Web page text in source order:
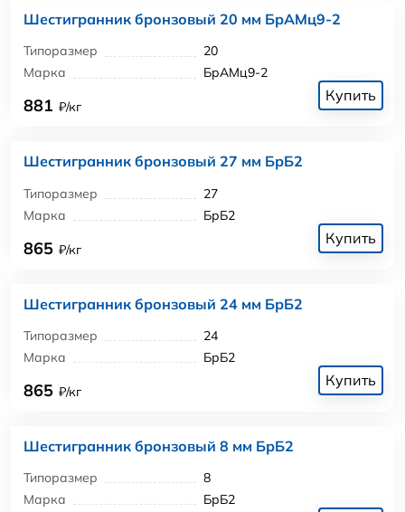
Шестигранник бронзовый 20 мм БрАМц9-2
Типоразмер
20
Марка
БрАМц9-2
881 ₽/кг
Купить
Шестигранник бронзовый 27 мм БрБ2
Типоразмер
27
Марка
БрБ2
865 ₽/кг
Купить
Шестигранник бронзовый 24 мм БрБ2
Типоразмер
24
Марка
БрБ2
865 ₽/кг
Купить
Шестигранник бронзовый 8 мм БрБ2
Типоразмер
8
Марка
БрБ2